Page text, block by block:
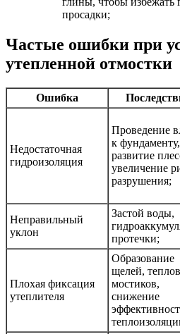
просадки;
Частые ошибки при
утепленной отмостки
Ошибка
Недостаточная
гидроизоляция
Проведение
к фундаменту,
развитие
увеличение
разрушения;
Неправильный
уклон
Застой воды,
протечки;
Плохая фиксация
утеплителя
Образование
щелей,
мостиков,
снижение